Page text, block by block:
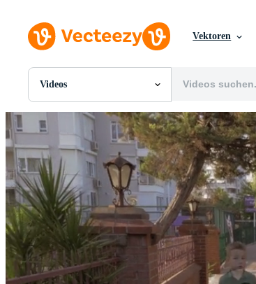
Vektoren
Videos
Alle Bilder
PNGs
PSDs
SVGs
Vorlagen
Vektoren
Videos
Motion Graphics
Redaktionelle Bilder
Redaktionelle Ereignisse